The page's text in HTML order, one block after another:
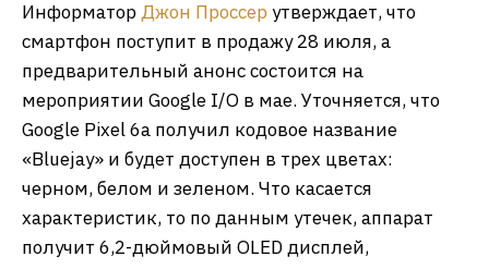
ИнформаторДжон Проссер утверждает, что
смартфон поступит в продажу 28 июля, а
предварительный анонс состоится на
мероприятии Google I/O в мае. Уточняется, что
Google Pixel 6a получил кодовое название
«Bluejay» и будет доступен в трех цветах:
черном, белом и зеленом. Что касается
характеристик, то по данным утечек, аппарат
получит 6,2-дюймовый OLED дисплей,